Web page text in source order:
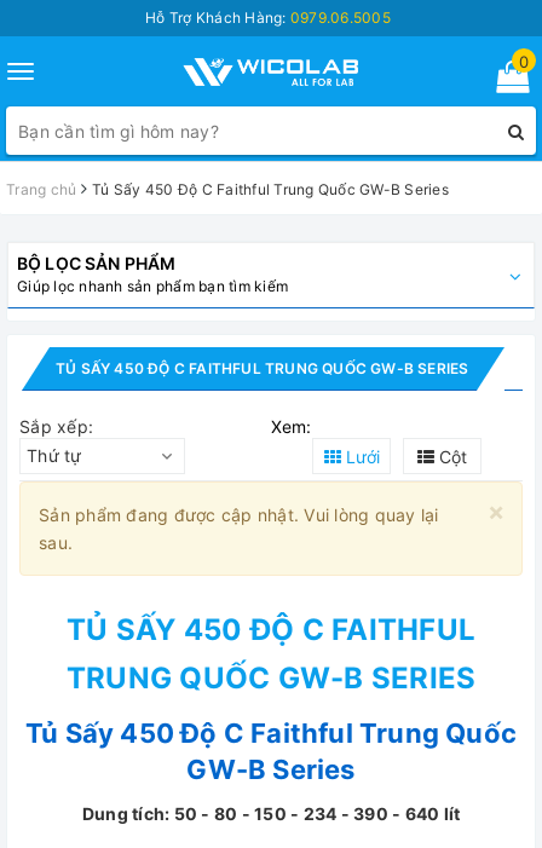
Hỗ Trợ Khách Hàng: 0979.06.5005
Toggle
navigation
0
Trang chủ Tủ Sấy 450 Độ C Faithful Trung Quốc GW-B Series
BỘ LỌC SẢN PHẨM
Giúp lọc nhanh sản phẩm bạn tìm kiếm
TỦ SẤY 450 ĐỘ C FAITHFUL TRUNG QUỐC GW-B SERIES
Sắp xếp:
Thứ tự
Xem:
Lưới
Cột
×
Sản phẩm đang được cập nhật. Vui lòng quay lại
sau.
TỦ SẤY 450 ĐỘ C FAITHFUL
TRUNG QUỐC GW-B SERIES
Tủ Sấy 450 Độ C Faithful Trung Quốc
GW-B Series
Dung tích: 50 - 80 - 150 - 234 - 390 - 640 lít